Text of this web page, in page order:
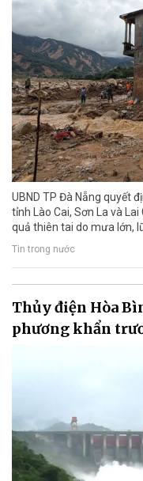
UBND TP Đà Nẵng quyết
tỉnh Lào Cai, Sơn La và
quả thiên tai do mưa lớn,
Tin trong nước
Thủy điện Hòa
phương khẩn